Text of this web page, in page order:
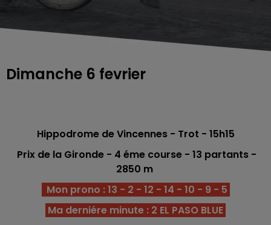
Dimanche 6 fevrier
Hippodrome de Vincennes - Trot - 15h15
Prix de la Gironde - 4 éme course - 13 partants -
2850 m
Mon prono : 13 - 2 - 12 - 14 - 10 - 9 - 5
Ma derniére minute : 2 EL PASO BLUE